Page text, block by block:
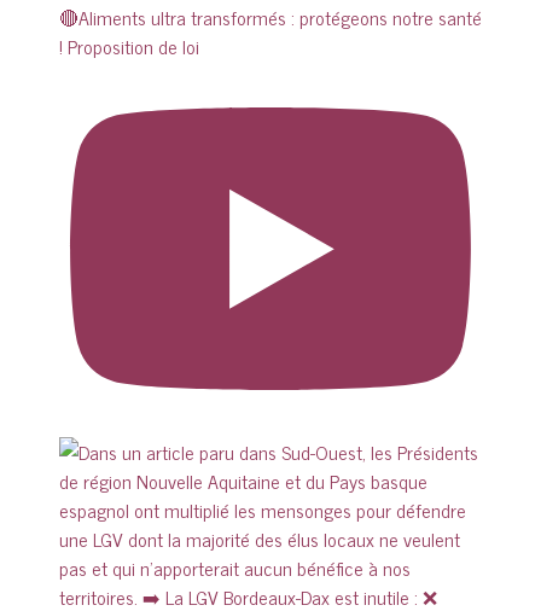
🔴Aliments ultra transformés : protégeons notre santé
! Proposition de loi